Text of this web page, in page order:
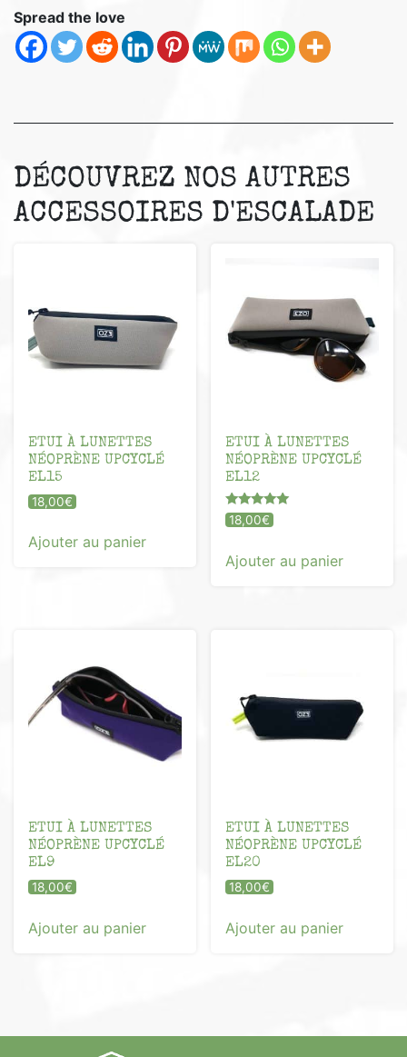
Spread the love
DÉCOUVREZ NOS AUTRES
ACCESSOIRES D'ESCALADE
ETUI À LUNETTES
NÉOPRÈNE UPCYCLÉ
EL15
18,00€
Ajouter au panier
ETUI À LUNETTES
NÉOPRÈNE UPCYCLÉ
EL12
Note
5.00
18,00€
Ajouter au panier
ETUI À LUNETTES
NÉOPRÈNE UPCYCLÉ
EL9
18,00€
Ajouter au panier
ETUI À LUNETTES
NÉOPRÈNE UPCYCLÉ
EL20
18,00€
Ajouter au panier